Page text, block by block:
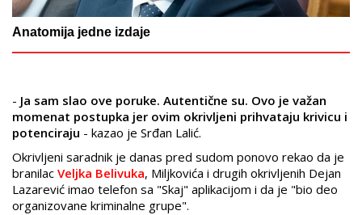
Anatomija jedne izdaje
- Ja sam slao ove poruke. Autentične su. Ovo je važan
momenat postupka jer ovim okrivljeni prihvataju krivicu i
potenciraju - kazao je Srđan Lalić.
Okrivljeni saradnik je danas pred sudom ponovo rekao da je
branilac Veljka Belivuka, Miljkovića i drugih okrivljenih Dejan
Lazarević imao telefon sa "Skaj" aplikacijom i da je "bio deo
organizovane kriminalne grupe".